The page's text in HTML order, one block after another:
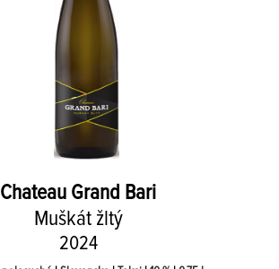
Chateau Grand Bari
Muškát žltý
2024